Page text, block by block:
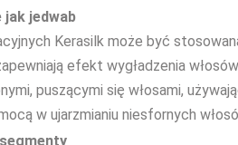
jak jedwab
Kerasilk może być
efekt wygładzenia
puszącymi się włosami,
w ujarzmianiu niesfornych